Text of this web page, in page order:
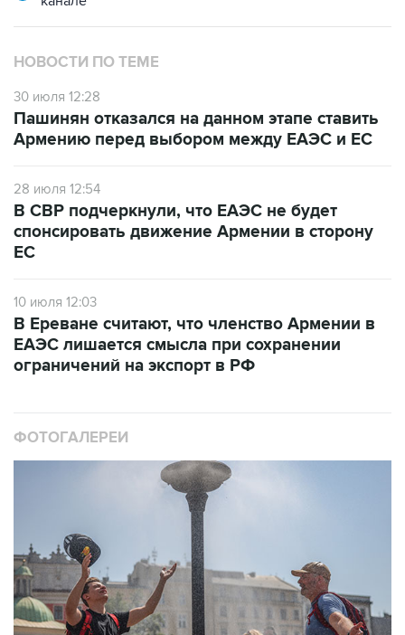
НОВОСТИ ПО ТЕМЕ
30 июля 12:28
Армению перед выбором между ЕАЭС и ЕС
28 июля 12:54
спонсировать движение Армении в сторону
ЕС
ЕАЭС лишается смысла при сохранении
ограничений на экспорт в РФ